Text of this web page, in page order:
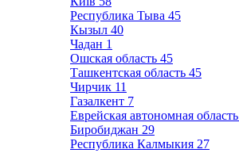
Республика Тыва 45
Кызыл 40
Чадан 1
Ошская область 45
Ташкентская область 45
Чирчик 11
Газалкент 7
Еврейская автономная область
Биробиджан 29
Республика Калмыкия 27